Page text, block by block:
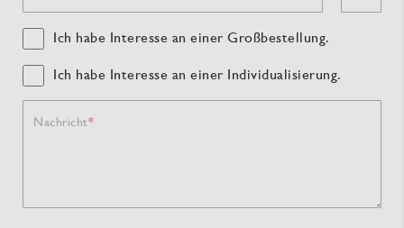
Ich habe Interesse an einer Großbestellung.
Ich habe Interesse an einer Individualisierung.
Nachricht